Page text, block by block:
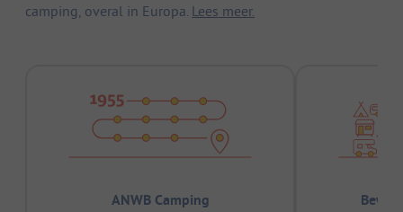
camping, overal in Europa. Lees meer.
ANWB Camping